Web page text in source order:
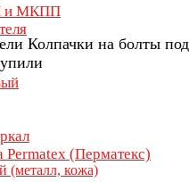
и МКПП
(Перматекс)
Колпачки на болты